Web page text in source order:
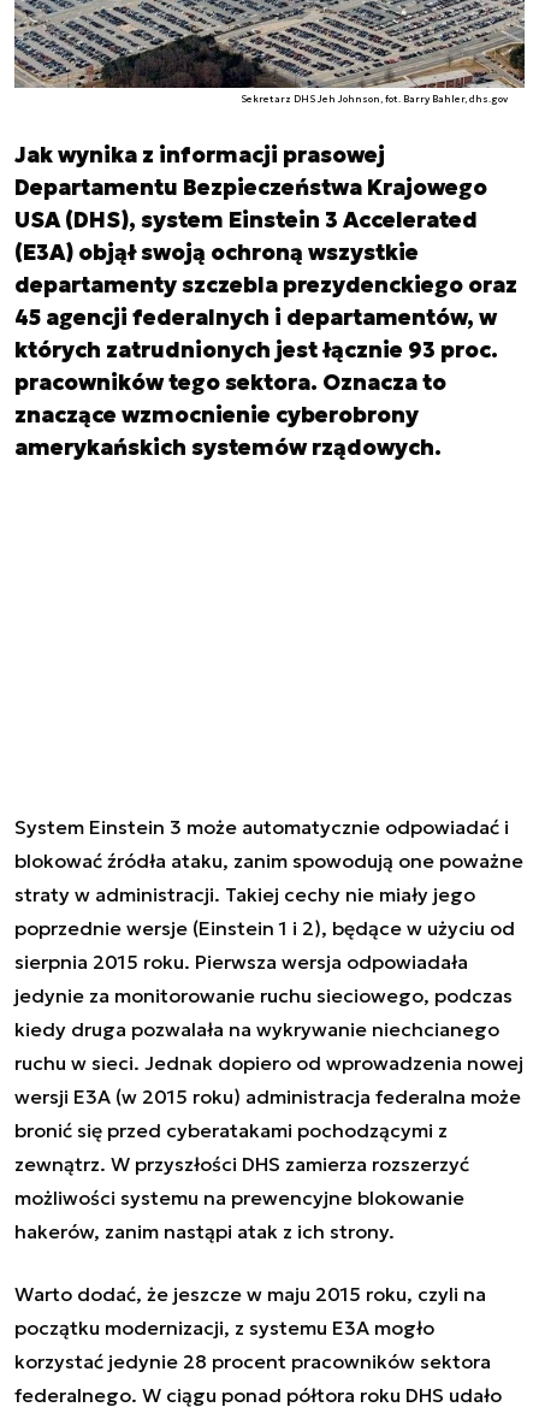
Sekretarz DHS Jeh Johnson, fot. Barry Bahler, dhs.gov
Jak wynika z informacji prasowej
Departamentu Bezpieczeństwa Krajowego
USA (DHS), system Einstein 3 Accelerated
(E3A) objął swoją ochroną wszystkie
departamenty szczebla prezydenckiego oraz
45 agencji federalnych i departamentów, w
których zatrudnionych jest łącznie 93 proc.
pracowników tego sektora. Oznacza to
znaczące wzmocnienie cyberobrony
amerykańskich systemów rządowych.
System Einstein 3 może automatycznie odpowiadać i
blokować źródła ataku, zanim spowodują one poważne
straty w administracji. Takiej cechy nie miały jego
poprzednie wersje (Einstein 1 i 2), będące w użyciu od
sierpnia 2015 roku. Pierwsza wersja odpowiadała
jedynie za monitorowanie ruchu sieciowego, podczas
kiedy druga pozwalała na wykrywanie niechcianego
ruchu w sieci. Jednak dopiero od wprowadzenia nowej
wersji E3A (w 2015 roku) administracja federalna może
bronić się przed cyberatakami pochodzącymi z
zewnątrz. W przyszłości DHS zamierza rozszerzyć
możliwości systemu na prewencyjne blokowanie
hakerów, zanim nastąpi atak z ich strony.
Warto dodać, że jeszcze w maju 2015 roku, czyli na
początku modernizacji, z systemu E3A mogło
korzystać jedynie 28 procent pracowników sektora
federalnego. W ciągu ponad półtora roku DHS udało